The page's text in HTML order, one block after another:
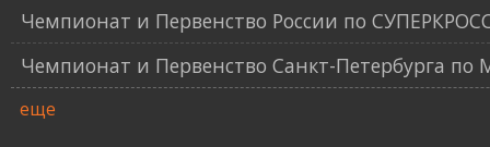
Чемпионат и Первенство России по
Чемпионат и Первенство Санкт-Петербурга
еще